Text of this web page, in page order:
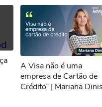
A Visa não é uma
empresa de Cartão de
Crédito” | Mariana Dinis,